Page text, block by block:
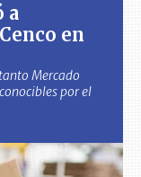
a
en
Mercado
por el